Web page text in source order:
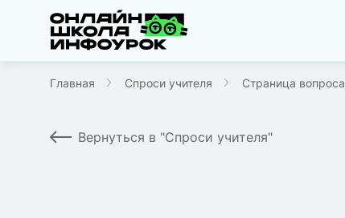
Главная Спроси учителя Страница вопроса
Вернуться в "Спроси учителя"